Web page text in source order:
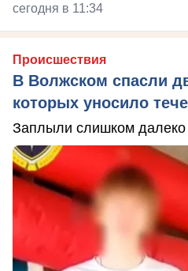
сегодня в 11:34
Происшествия
В Волжском спасли
которых уносило
Заплыли слишком далеко